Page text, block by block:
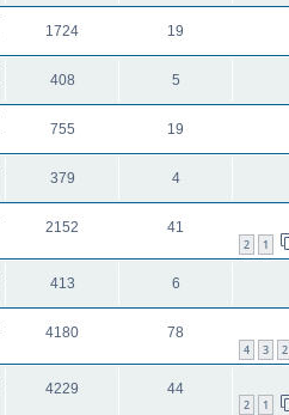
19
1724
5
408
19
755
4
379
1
2
41
2152
6
413
2
3
4
78
4180
1
2
44
4229